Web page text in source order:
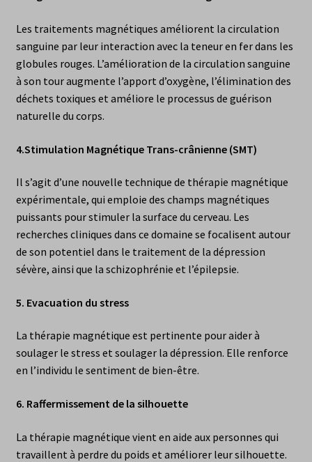
Les traitements magnétiques améliorent la circulation
sanguine par leur interaction avec la teneur en fer dans les
globules rouges. L’amélioration de la circulation sanguine
à son tour augmente l’apport d’oxygène, l’élimination des
déchets toxiques et améliore le processus de guérison
naturelle du corps.
4.Stimulation Magnétique Trans-crânienne (SMT)
Il s’agit d’une nouvelle technique de thérapie magnétique
expérimentale, qui emploie des champs magnétiques
puissants pour stimuler la surface du cerveau. Les
recherches cliniques dans ce domaine se focalisent autour
de son potentiel dans le traitement de la dépression
sévère, ainsi que la schizophrénie et l’épilepsie.
5. Evacuation du stress
La thérapie magnétique est pertinente pour aider à
soulager le stress et soulager la dépression. Elle renforce
en l’individu le sentiment de bien-être.
6. Raffermissement de la silhouette
La thérapie magnétique vient en aide aux personnes qui
travaillent à perdre du poids et améliorer leur silhouette.